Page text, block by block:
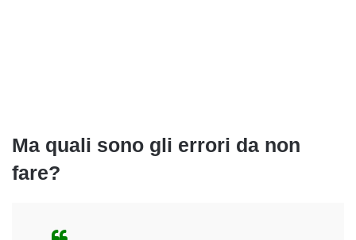
Ma quali sono gli errori da non
fare?